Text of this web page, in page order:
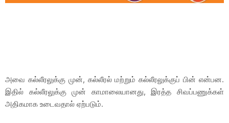
அவை கல்லீரலுக்கு முன், கல்லீரல் மற்றும் கல்லீரலுக்குப் பின் என்பன.
இதில் கல்லீரலுக்கு முன் காமாலையானது, இரத்த சிவப்பணுக்கள்
அதிகமாக உடைவதால் ஏற்படும்.